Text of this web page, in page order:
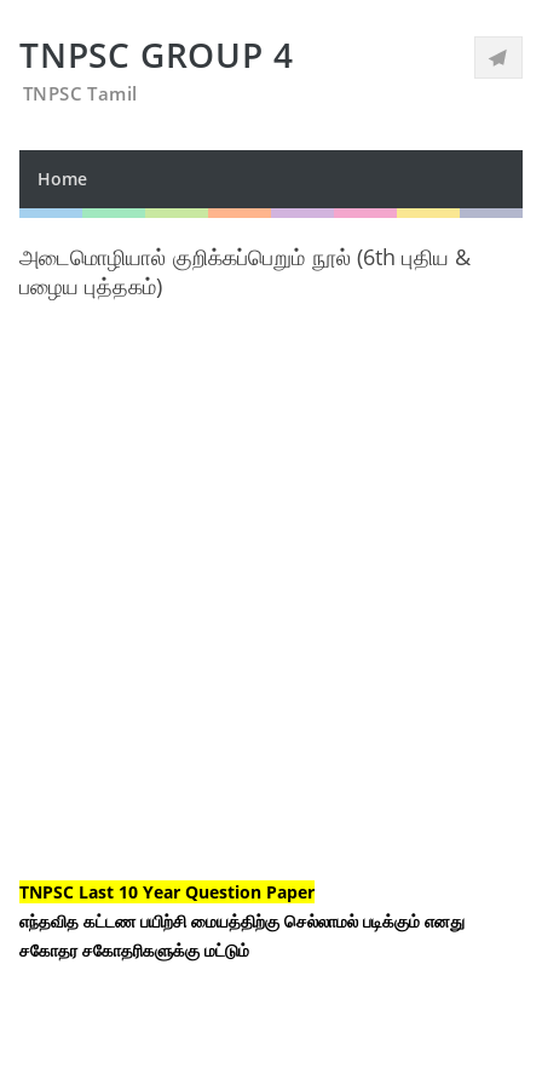
TNPSC GROUP 4
TNPSC Tamil
Home
அடைமொழியால் குறிக்கப்பெறும் நூல் (6th புதிய &
பழைய புத்தகம்)
TNPSC Last 10 Year Question Paper
எந்தவித கட்டண பயிற்சி மையத்திற்கு செல்லாமல் படிக்கும் எனது
சகோதர சகோதரிகளுக்கு மட்டும்